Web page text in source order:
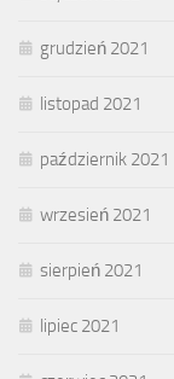
grudzień 2021
listopad 2021
październik 2021
wrzesień 2021
sierpień 2021
lipiec 2021